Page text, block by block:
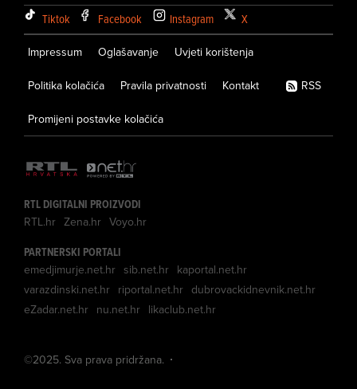
Tiktok Facebook Instagram X
Impressum Oglašavanje Uvjeti korištenja
Politika kolačića Pravila privatnosti Kontakt
Promijeni postavke kolačića
RSS
RTL DIGITALNI PROIZVODI
RTL.hr Zena.hr Voyo.hr
PARTNERSKI PORTALI
emedjimurje.net.hr sib.net.hr kaportal.net.hr
varazdinski.net.hr riportal.net.hr dubrovackidnevnik.net.hr
eZadar.net.hr nu.net.hr likaclub.net.hr
©2025. Sva prava pridržana.